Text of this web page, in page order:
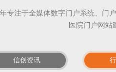
专注于全媒体数字门户系统、门
医院门户网站
信创资讯